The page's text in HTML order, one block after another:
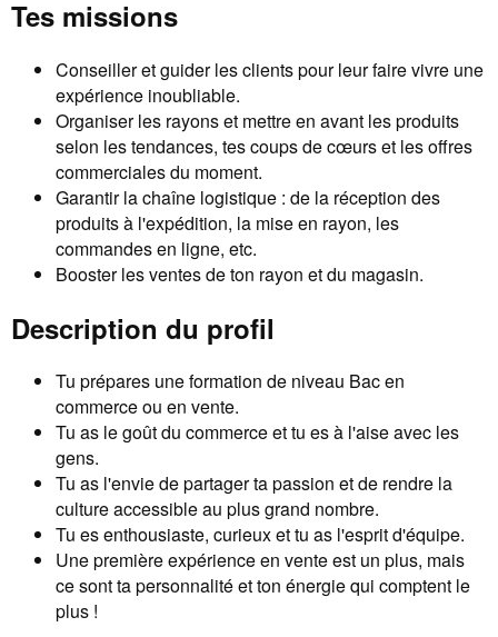
Tes missions
Conseiller et guider les clients pour leur faire vivre une
expérience inoubliable.
Organiser les rayons et mettre en avant les produits
selon les tendances, tes coups de cœurs et les offres
commerciales du moment.
Garantir la chaîne logistique : de la réception des
produits à l'expédition, la mise en rayon, les
commandes en ligne, etc.
Booster les ventes de ton rayon et du magasin.
Description du profil
Tu prépares une formation de niveau Bac en
commerce ou en vente.
Tu as le goût du commerce et tu es à l'aise avec les
gens.
Tu as l'envie de partager ta passion et de rendre la
culture accessible au plus grand nombre.
Tu es enthousiaste, curieux et tu as l'esprit d'équipe.
Une première expérience en vente est un plus, mais
ce sont ta personnalité et ton énergie qui comptent le
plus !